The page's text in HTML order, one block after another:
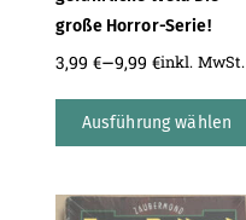
große Horror-Serie!
3,99 €–9,99 €inkl. MwSt.
Ausführung wählen